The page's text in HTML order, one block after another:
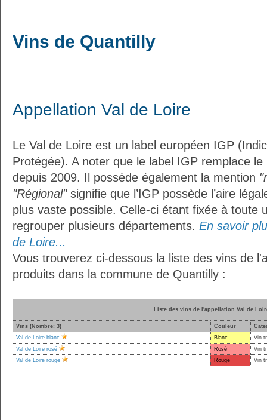
Vins de Quantilly
Appellation Val de Loire
Le Val de Loire est un label européen IGP
Protégée). A noter que le label IGP remplace
depuis 2009. Il possède également la mention
"Régional"signifie que l’IGP possède l’aire
plus vaste possible. Celle-ci étant fixée à toute
regrouper plusieurs départements. En savoir
de Loire...
Vous trouverez ci-dessous la liste des vins de
produits dans la commune de Quantilly :
Liste des vins de l'appellation Val de
Vins (Nombre: 3) Couleur
Val de Loire blanc
Blanc
Vin
Val de Loire rosé
Rosé
Vin
Val de Loire rouge
Rouge Vin